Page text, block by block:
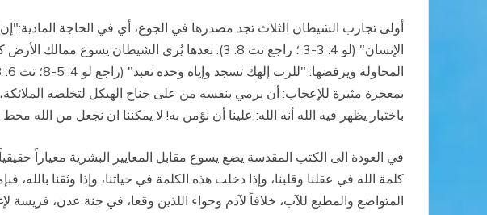
أولى تجارب الشيطان الثلاث تجد مصدرها في الجوع، أي في الحاجة
الإنسان" (لو 4: 3-3 ؛ راجع تث 8: 3). بعدها يُري
باختبار يظهر فيه الله أنه الله: علينا أن نؤمن به! لا يمكننا ان نجعل من الله محط
في العودة الى الكتب المقدسة يضع يسوع مقابل المعايير البشرية معياراً
كلمة الله في عقلنا وقلبنا، وإذا دخلت هذه الكلمة في حياتنا، وإذا وثقنا
المتواضع والمطيع للآب، خلافاً لآدم وحواء اللذين وقعا، في جنة عدن، فريسة